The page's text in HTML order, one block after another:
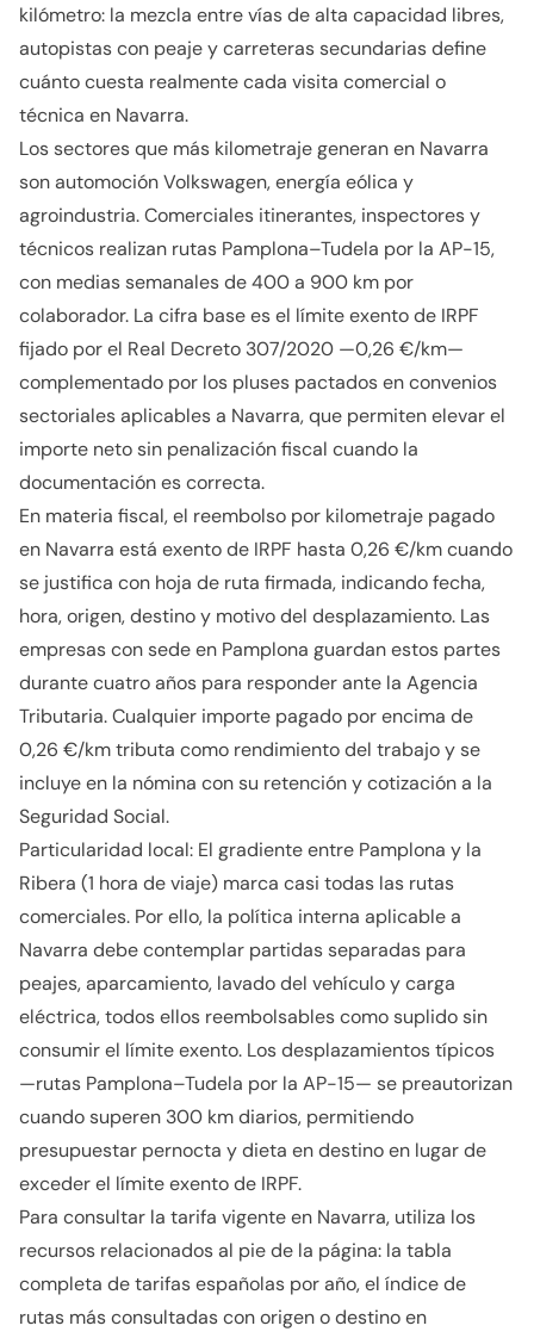
kilómetro: la mezcla entre vías de alta capacidad libres,
autopistas con peaje y carreteras secundarias define
cuánto cuesta realmente cada visita comercial o
técnica en Navarra.
Los sectores que más kilometraje generan en Navarra
son automoción Volkswagen, energía eólica y
agroindustria. Comerciales itinerantes, inspectores y
técnicos realizan rutas Pamplona–Tudela por la AP-15,
con medias semanales de 400 a 900 km por
colaborador. La cifra base es el límite exento de IRPF
fijado por el Real Decreto 307/2020 —0,26 €/km—
complementado por los pluses pactados en convenios
sectoriales aplicables a Navarra, que permiten elevar el
importe neto sin penalización fiscal cuando la
documentación es correcta.
En materia fiscal, el reembolso por kilometraje pagado
en Navarra está exento de IRPF hasta 0,26 €/km cuando
se justifica con hoja de ruta firmada, indicando fecha,
hora, origen, destino y motivo del desplazamiento. Las
empresas con sede en Pamplona guardan estos partes
durante cuatro años para responder ante la Agencia
Tributaria. Cualquier importe pagado por encima de
0,26 €/km tributa como rendimiento del trabajo y se
incluye en la nómina con su retención y cotización a la
Seguridad Social.
Particularidad local: El gradiente entre Pamplona y la
Ribera (1 hora de viaje) marca casi todas las rutas
comerciales. Por ello, la política interna aplicable a
Navarra debe contemplar partidas separadas para
peajes, aparcamiento, lavado del vehículo y carga
eléctrica, todos ellos reembolsables como suplido sin
consumir el límite exento. Los desplazamientos típicos
—rutas Pamplona–Tudela por la AP-15— se preautorizan
cuando superen 300 km diarios, permitiendo
presupuestar pernocta y dieta en destino en lugar de
exceder el límite exento de IRPF.
Para consultar la tarifa vigente en Navarra, utiliza los
recursos relacionados al pie de la página: la tabla
completa de tarifas españolas por año, el índice de
rutas más consultadas con origen o destino en